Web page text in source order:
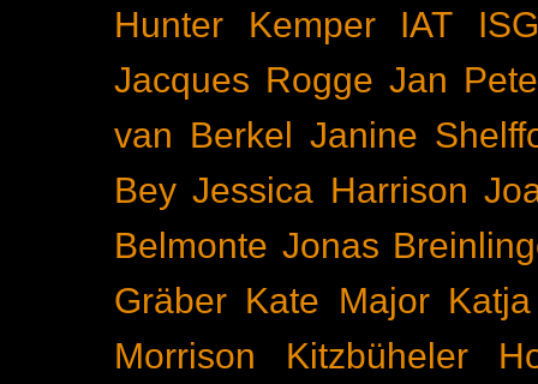
Hunter Kemper
IAT
Jacques Rogge Jan
van Berkel Janine
Bey Jessica Harrison
Belmonte Jonas
Gräber Kate Major
Morrison
Kitzbüheler